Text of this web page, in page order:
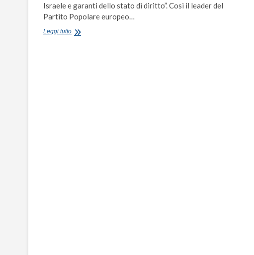
Israele e garanti dello stato di diritto”. Così il leader del
Partito Popolare europeo…
Leggi tuttoMeloni